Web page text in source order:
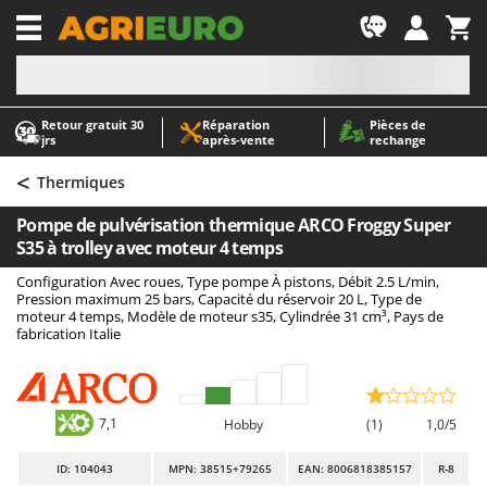
Retour gratuit 30
jrs
Réparation
après‑vente
Pièces de
rechange
-1
A
Abris de jardin
Accessoires pour tracteurs tondeuses autoportés
Aérateurs Scarificateurs pour gazon
Arracheuses de pommes de terre pour tracteur
Aspirateurs - Balais Électriques
Aspirateurs à cendres
Aspirateurs à feuilles sur roues
Aspirateurs de piscine
Aspirateurs Multifonctions
Atomiseurs agricoles pour tracteurs
Atomiseurs pour traitements
A
AgriEuro Premium
AgriEuro TOP-LINE
AGT
Aima
Airmec
AL-KO
ALA 2000
Alce
Alpina
Ama
< Thermiques
Pompe de pulvérisation thermique ARCO Froggy Super
S35 à trolley avec moteur 4 temps
Configuration Avec roues, Type pompe À pistons, Débit 2.5 L/min,
Pression maximum 25 bars, Capacité du réservoir 20 L, Type de
moteur 4 temps, Modèle de moteur s35, Cylindrée 31 cm³, Pays de
fabrication Italie
7,1 Hobby (1) 1,0/5
ID: 104043 MPN: 38515+79265 EAN: 8006818385157 R-8